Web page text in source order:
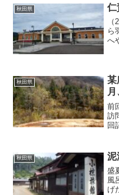
と
秋田県 仁
ら
へ
さ
秋田県
某
前
訪
回
だ
鮮
秋田県
盛
風
げ